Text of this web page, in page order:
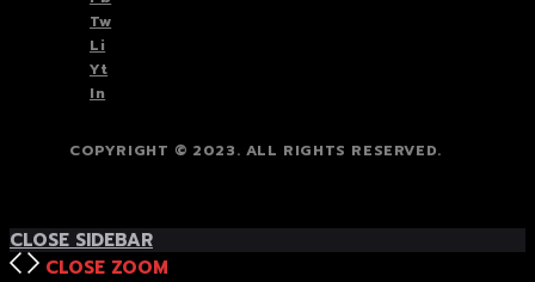
Tw
Li
Yt
In
COPYRIGHT © 2023. ALL RIGHTS RESERVED.
CLOSE SIDEBAR
CLOSE ZOOM